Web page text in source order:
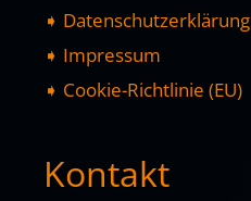
➧ Datenschutzerklärung
➧ Impressum
➧ Cookie-Richtlinie (EU)
Kontakt